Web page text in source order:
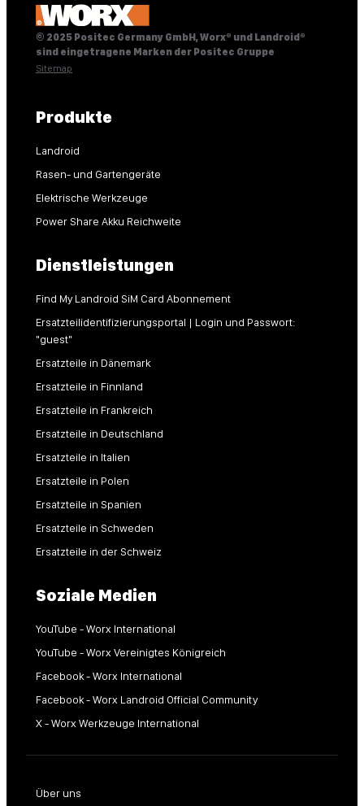
© 2025 Positec Germany GmbH, Worx® und Landroid®
sind eingetragene Marken der Positec Gruppe
Sitemap
Produkte
Landroid
Rasen- und Gartengeräte
Elektrische Werkzeuge
Power Share Akku Reichweite
Dienstleistungen
Find My Landroid SiM Card Abonnement
Ersatzteilidentifizierungsportal | Login und Passwort:
"guest"
Ersatzteile in Dänemark
Ersatzteile in Finnland
Ersatzteile in Frankreich
Ersatzteile in Deutschland
Ersatzteile in Italien
Ersatzteile in Polen
Ersatzteile in Spanien
Ersatzteile in Schweden
Ersatzteile in der Schweiz
Soziale Medien
YouTube - Worx International
YouTube - Worx Vereinigtes Königreich
Facebook - Worx International
Facebook - Worx Landroid Official Community
X - Worx Werkzeuge International
Über uns